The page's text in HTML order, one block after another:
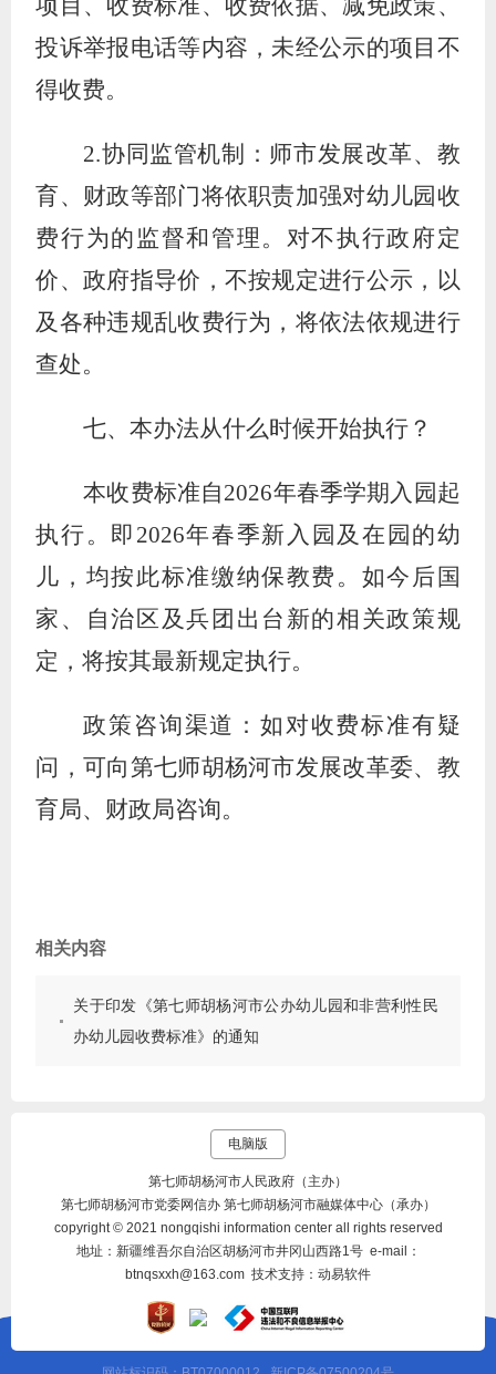
项目、收费标准、收费依据、减免政策、
投诉举报电话等内容，未经公示的项目不
得收费。
2.协同监管机制：师市发展改革、教
育、财政等部门将依职责加强对幼儿园收
费行为的监督和管理。对不执行政府定
价、政府指导价，不按规定进行公示，以
及各种违规乱收费行为，将依法依规进行
查处。
七、本办法从什么时候开始执行？
本收费标准自2026年春季学期入园起
执行。即 2026年春季新入园及在园的幼
儿，均按此标准缴纳保教费。如今后国
家、自治区及兵团出台新的相关政策规
定，将按其最新规定执行。
政策咨询渠道：如对收费标准有疑
问，可向第七师胡杨河市发展改革委、教
育局、财政局咨询。
相关内容
关于印发《第七师胡杨河市公办幼儿园和非营利性民
办幼儿园收费标准》的通知
电脑版
第七师胡杨河市人民政府（主办）
第七师胡杨河市党委网信办 第七师胡杨河市融媒体中心（承办）
copyright © 2021 nongqishi information center all rights reserved
地址：新疆维吾尔自治区胡杨河市井冈山西路1号 e-mail：
btnqsxxh@163.com 技术支持：动易软件